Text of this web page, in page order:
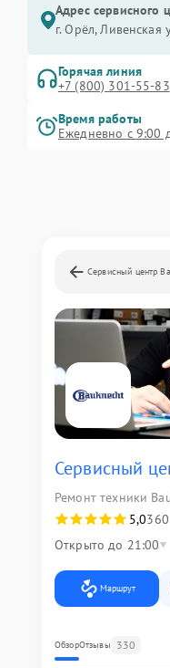
Адрес сервисного
г. Орёл, Ливенская
Горячая линия
+7 (800) 301-55-83
Время работы
Ежедневно с 9:00
Сервисный центр
Сервисный
Ремонт техники
5,0
Открыто до 21:00
Маршрут
ОбзорОтзывы 330